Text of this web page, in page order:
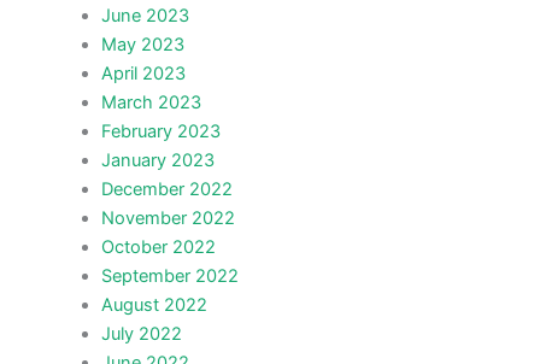
June 2023
May 2023
April 2023
March 2023
February 2023
January 2023
December 2022
November 2022
October 2022
September 2022
August 2022
July 2022